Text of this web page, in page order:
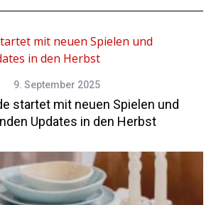
9. September 2025
startet mit neuen Spielen und
Updates in den Herbst